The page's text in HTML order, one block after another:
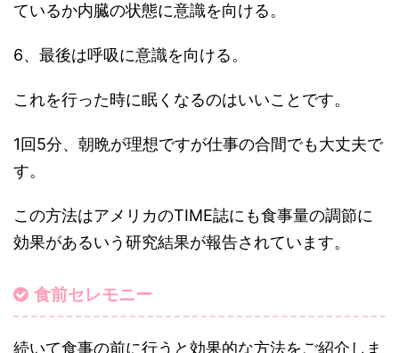
ているか内臓の状態に意識を向ける。
6、最後は呼吸に意識を向ける。
これを行った時に眠くなるのはいいことです。
1回5分、朝晩が理想ですが仕事の合間でも大丈夫で
す。
この方法はアメリカのTIME誌にも食事量の調節に
効果があるいう研究結果が報告されています。
食前セレモニー
続いて食事の前に行うと効果的な方法をご紹介しま